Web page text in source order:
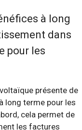
à long
dans
pour les
présente de
long terme pour les
cela permet de
les factures